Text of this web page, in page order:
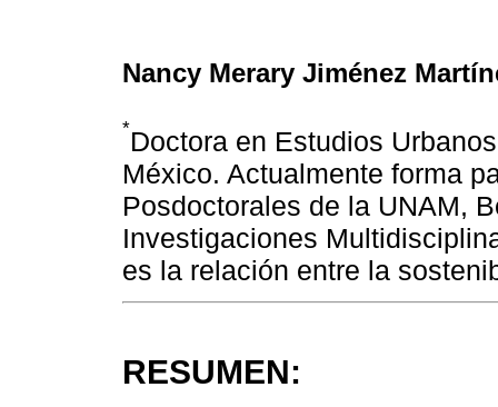
Nancy Merary Jiménez
*Doctora en Estudios
México. Actualmente forma
Posdoctorales de la UNAM,
Investigaciones
es la relación entre la
RESUMEN: